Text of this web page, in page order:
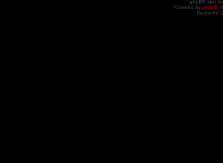
phpBB skin
Powered by phpBB
Deutsche